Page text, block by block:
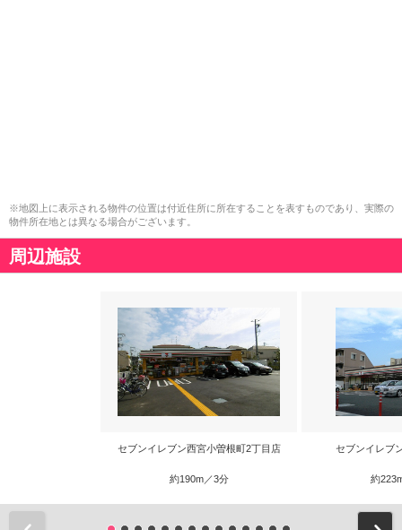
※地図上に表示される物件の位置は付近住所に所在することを表すものであり、実際の
物件所在地とは異なる場合がございます。
周辺施設
セブンイレブン西宮小曽根町2丁目店
約190m／3分
セブンイレブ
約